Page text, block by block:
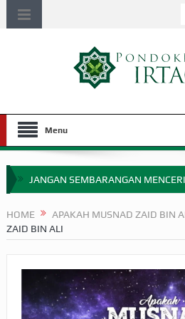
Menu
JANGAN SEMBARANGAN
MIMPI YANG DIABAIKAN
SEBELUM TIBA SAAT WAJIB?
HAKIKAT NIKMAT DI DUNIA!
HOME APAKAH MUSNAD ZAID BIN
ZAID BIN ALI